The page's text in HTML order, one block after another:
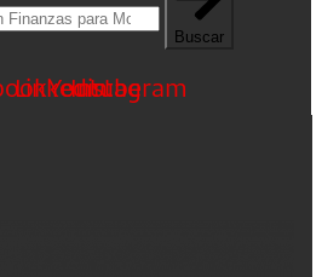
Buscar
Linkedin
Youtube
Instagram